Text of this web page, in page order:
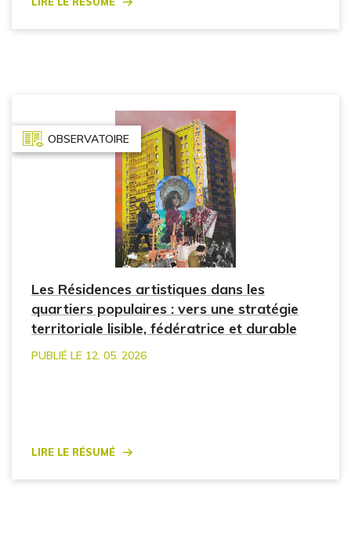
OBSERVATOIRE
Les Résidences artistiques dans les
quartiers populaires : vers une stratégie
territoriale lisible, fédératrice et durable
PUBLIÉ LE 12. 05. 2026
Lire le résumé